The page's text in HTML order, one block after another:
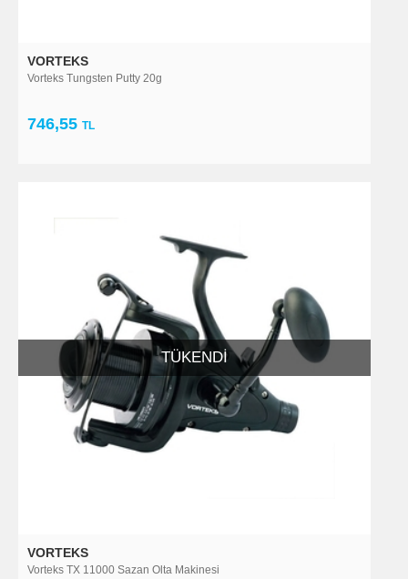
VORTEKS
Vorteks Tungsten Putty 20g
746,55 TL
TÜKENDI
VORTEKS
Vorteks TX 11000 Sazan Olta Makinesi